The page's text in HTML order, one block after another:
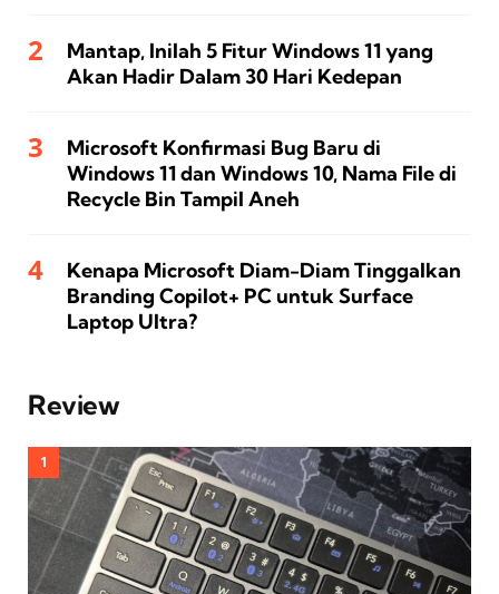
Mantap, Inilah 5 Fitur Windows 11 yang
Akan Hadir Dalam 30 Hari Kedepan
Microsoft Konfirmasi Bug Baru di
Windows 11 dan Windows 10, Nama File di
Recycle Bin Tampil Aneh
Kenapa Microsoft Diam-Diam Tinggalkan
Branding Copilot+ PC untuk Surface
Laptop Ultra?
Review